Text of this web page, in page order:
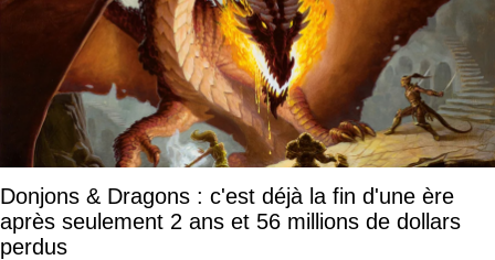
Donjons & Dragons : c'est déjà la fin d'une ère
après seulement 2 ans et 56 millions de dollars
perdus